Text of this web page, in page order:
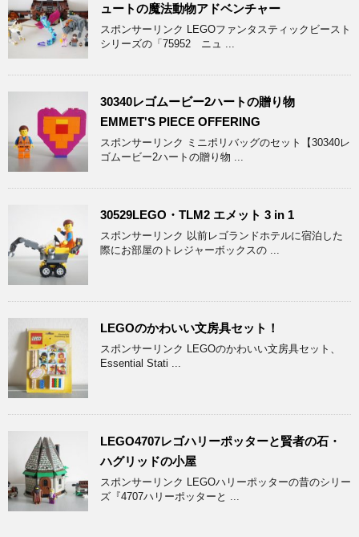
ュートの魔法動物アドベンチャー
スポンサーリンク LEGOファンタスティックビースト
シリーズの「75952 ニュ ...
30340レゴムービー2ハートの贈り物
EMMET'S PIECE OFFERING
スポンサーリンク ミニポリバッグのセット【30340レ
ゴムービー2ハートの贈り物 ...
30529LEGO・TLM2 エメット 3 in 1
スポンサーリンク 以前レゴランドホテルに宿泊した
際にお部屋のトレジャーボックスの ...
LEGOのかわいい文房具セット！
スポンサーリンク LEGOのかわいい文房具セット、
Essential Stati ...
LEGO4707レゴハリーポッターと賢者の石・
ハグリッドの小屋
スポンサーリンク LEGOハリーポッターの昔のシリー
ズ『4707ハリーポッターと ...